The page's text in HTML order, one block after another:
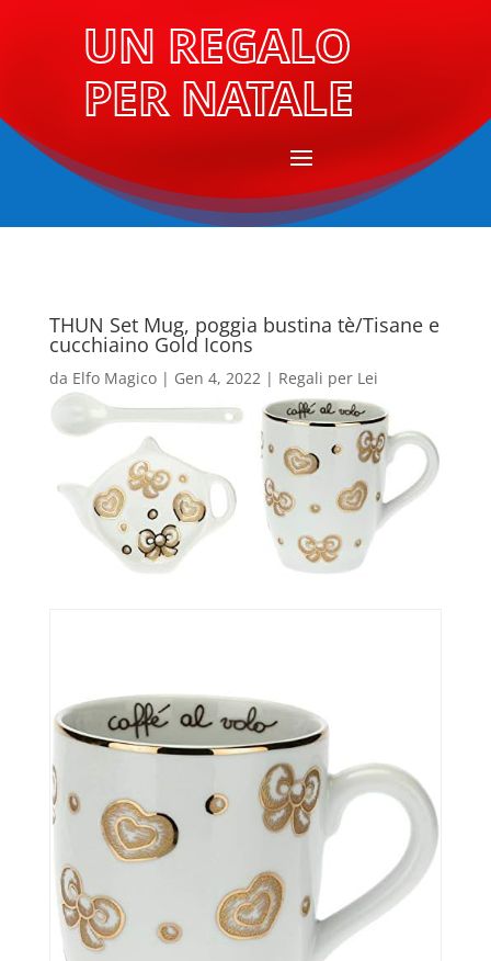
UN REGALO
PER NATALE
THUN Set Mug, poggia bustina tè/Tisane e
cucchiaino Gold Icons
da Elfo Magico| Gen 4, 2022| Regali per Lei